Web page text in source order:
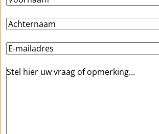
Achternaam
E-
mailadres
Stel
hier